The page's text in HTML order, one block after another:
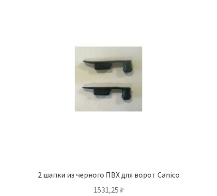
2 шапки из черного ПВХ для ворот Canico
1531,25 ₽